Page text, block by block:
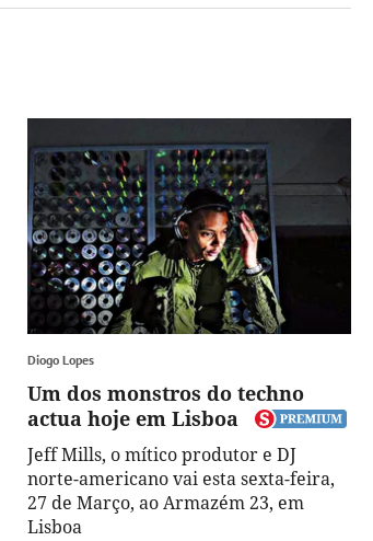
Diogo Lopes
Um dos monstros do techno
actua hoje em Lisboa
Jeff Mills, o mítico produtor e DJ
norte-americano vai esta sexta-feira,
27 de Março, ao Armazém 23, em
Lisboa